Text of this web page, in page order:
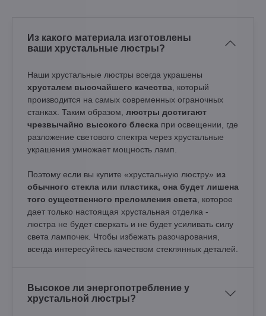
Из какого материала изготовлены
ваши хрустальные люстры?
Наши хрустальные люстры всегда украшены
хрусталем высочайшего качества , который
производится на самых современных ограночных
станках. Таким образом, люстры достигают
чрезвычайно высокого блеска при освещении, где
разложение светового спектра через хрустальные
украшения умножает мощность ламп.
Поэтому если вы купите «хрустальную люстру» из
обычного стекла или пластика, она будет лишена
того существенного преломления света , которое
дает только настоящая хрустальная отделка -
люстра не будет сверкать и не будет усиливать силу
света лампочек. Чтобы избежать разочарования,
всегда интересуйтесь качеством стеклянных деталей.
Высокое ли энергопотребление у
хрустальной люстры?